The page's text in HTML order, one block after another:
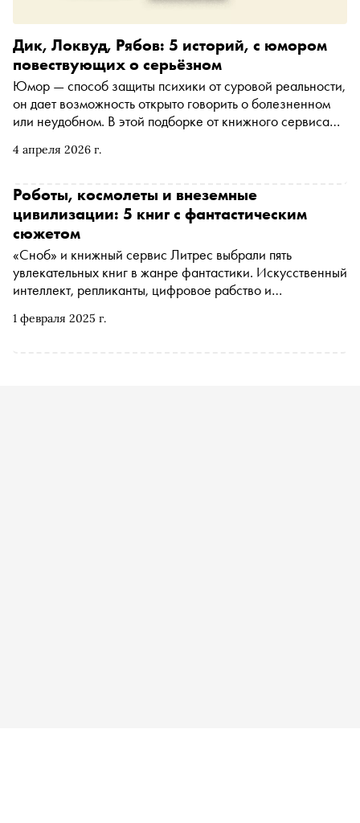
4 апреля 2026 г.
Дик, Локвуд, Рябов: 5 историй, с юмором
повествующих о серьёзном
Юмор — способ защиты психики от суровой реальности,
он дает возможность открыто говорить о болезненном
или неудобном. В этой подборке от книжного сервиса
кризисами, потерями и абсурдом повседневности
1 февраля 2025 г.
Роботы, космолеты и внеземные
цивилизации: 5 книг с фантастическим
сюжетом
«Сноб» и книжный сервис Литрес выбрали пять
увлекательных книг в жанре фантастики. Искусственный
интеллект, репликанты, цифровое рабство и
отвлечь от повседневной рутины